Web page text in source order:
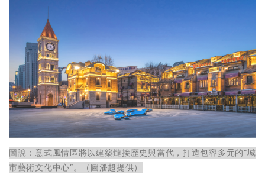
圖說：意式風情區將以建築鏈接歷史與當代，打造包容多元的“城
市藝術文化中心”。（圖潘超提供）